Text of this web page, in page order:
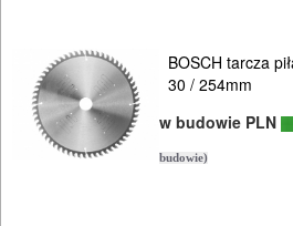
NARZĘDZIA
PILARKI-
KOSIARKI-
KOSY
BOSCH tarcza
30 / 254mm
w budowie PLN
budowie)